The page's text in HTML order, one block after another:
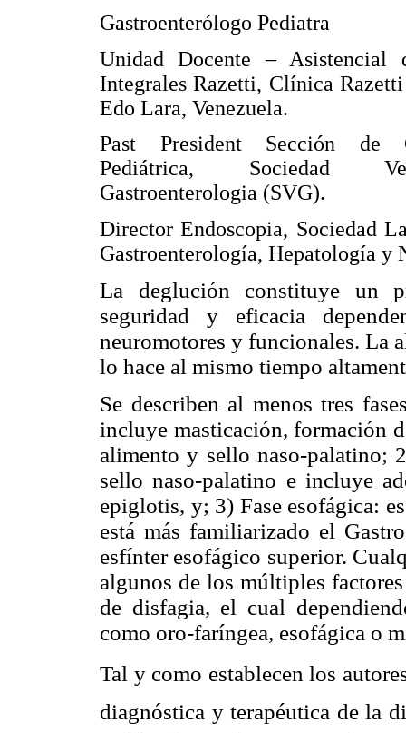
Gastroenterólogo Pediatra
Unidad Docente – Asistencial
Integrales Razetti, Clínica
Edo Lara, Venezuela.
Past President Sección de
Pediátrica, Sociedad
Gastroenterologia (SVG).
Director Endoscopia, Sociedad
Gastroenterología, Hepatología
La deglución constituye un
seguridad y eficacia
neuromotores y funcionales. La
lo hace al mismo tiempo
Se describen al menos tres
incluye masticación, formación
alimento y sello naso-palatino;
sello naso-palatino e incluye
epiglotis, y; 3) Fase esofágica:
está más familiarizado el
esfínter esofágico superior.
algunos de los múltiples
de disfagia, el cual
como oro-faríngea, esofágica o
Tal y como establecen los
diagnóstica y terapéutica de la